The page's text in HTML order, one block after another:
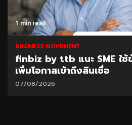
1 min read
BUSINESS MOVEMENT
finbiz by ttb แนะ SME ใช้
เพิ่มโอกาสเข้าถึงสินเชื่อ
07/08/2026